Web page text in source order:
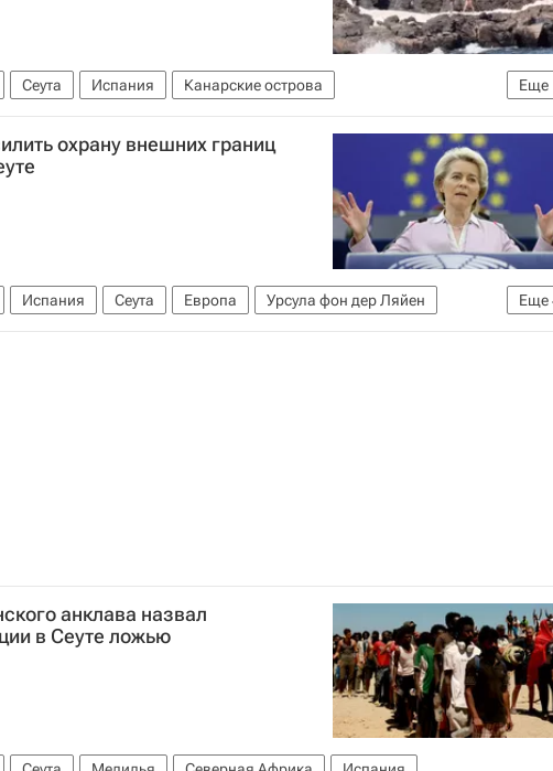
Еще
Сеута Испания
Канарские острова
охрану внешних границ
Еще
Испания Сеута Европа
Урсула фон дер Ляйен
Евросоюз Наплыв мигрантов в Испании
анклава назвал
в Сеуте ложью